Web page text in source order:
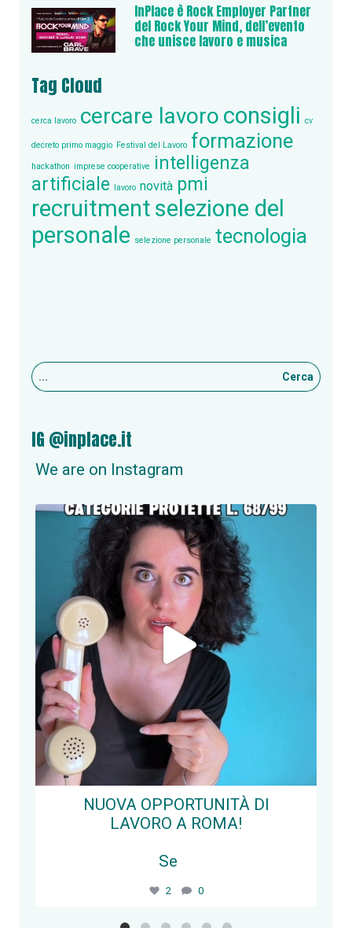
InPlace è Rock Employer Partner
del Rock Your Mind, dell’evento
che unisce lavoro e musica
Tag Cloud
cerca lavoro cercare lavoro consigli cv
decreto primo maggio Festival del Lavoro formazione
hackathon imprese cooperative
intelligenza
artificiale lavoro novità pmi
recruitment selezione del
personale selezione personale tecnologia
Cerca
IG @inplace.it
We are on Instagram
inplace.it
NUOVA OPPORTUNITÀ DI LAVORO A ROMA!
Giu 24
0
NUOVA OPPORTUNITÀ DI
LAVORO A ROMA!
Se
2 0